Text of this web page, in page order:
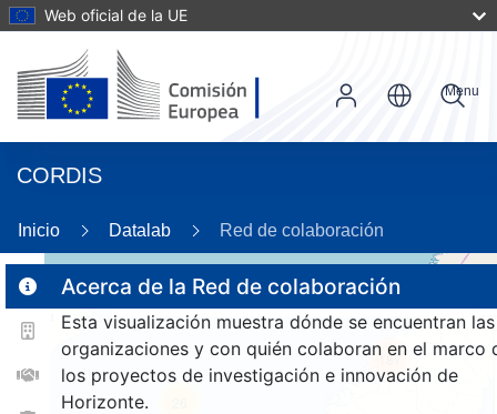
Web oficial de la UE
CORDIS
Menu
Inicio Datalab Red de colaboración
Acerca de la Red de colaboración
Esta visualización muestra dónde se encuentran las
organizaciones y con quién colaboran en el marco
los proyectos de investigación e innovación de
Horizonte.
187